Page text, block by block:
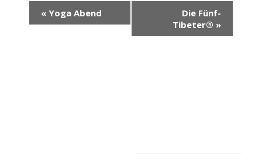
Veranstaltung-
Navigation
« Yoga Abend
Die Fünf-
Tibeter® »